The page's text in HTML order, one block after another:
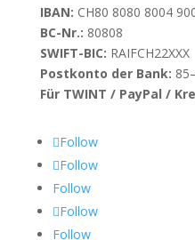
IBAN: CH80 8080 8004
BC-Nr.: 80808
SWIFT-BIC: RAIFCH22XXX
Postkonto der Bank:
Für TWINT / PayPal /
Follow
Follow
Follow
Follow
Follow